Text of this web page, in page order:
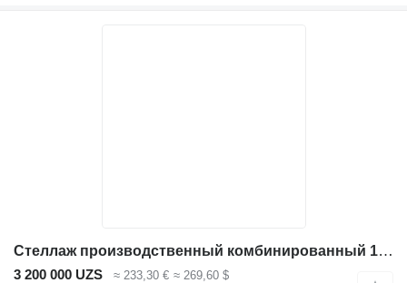
Стеллаж производственный комбинированный 1400*400*2500
3 200 000 UZS ≈ 233,30 € ≈ 269,60 $